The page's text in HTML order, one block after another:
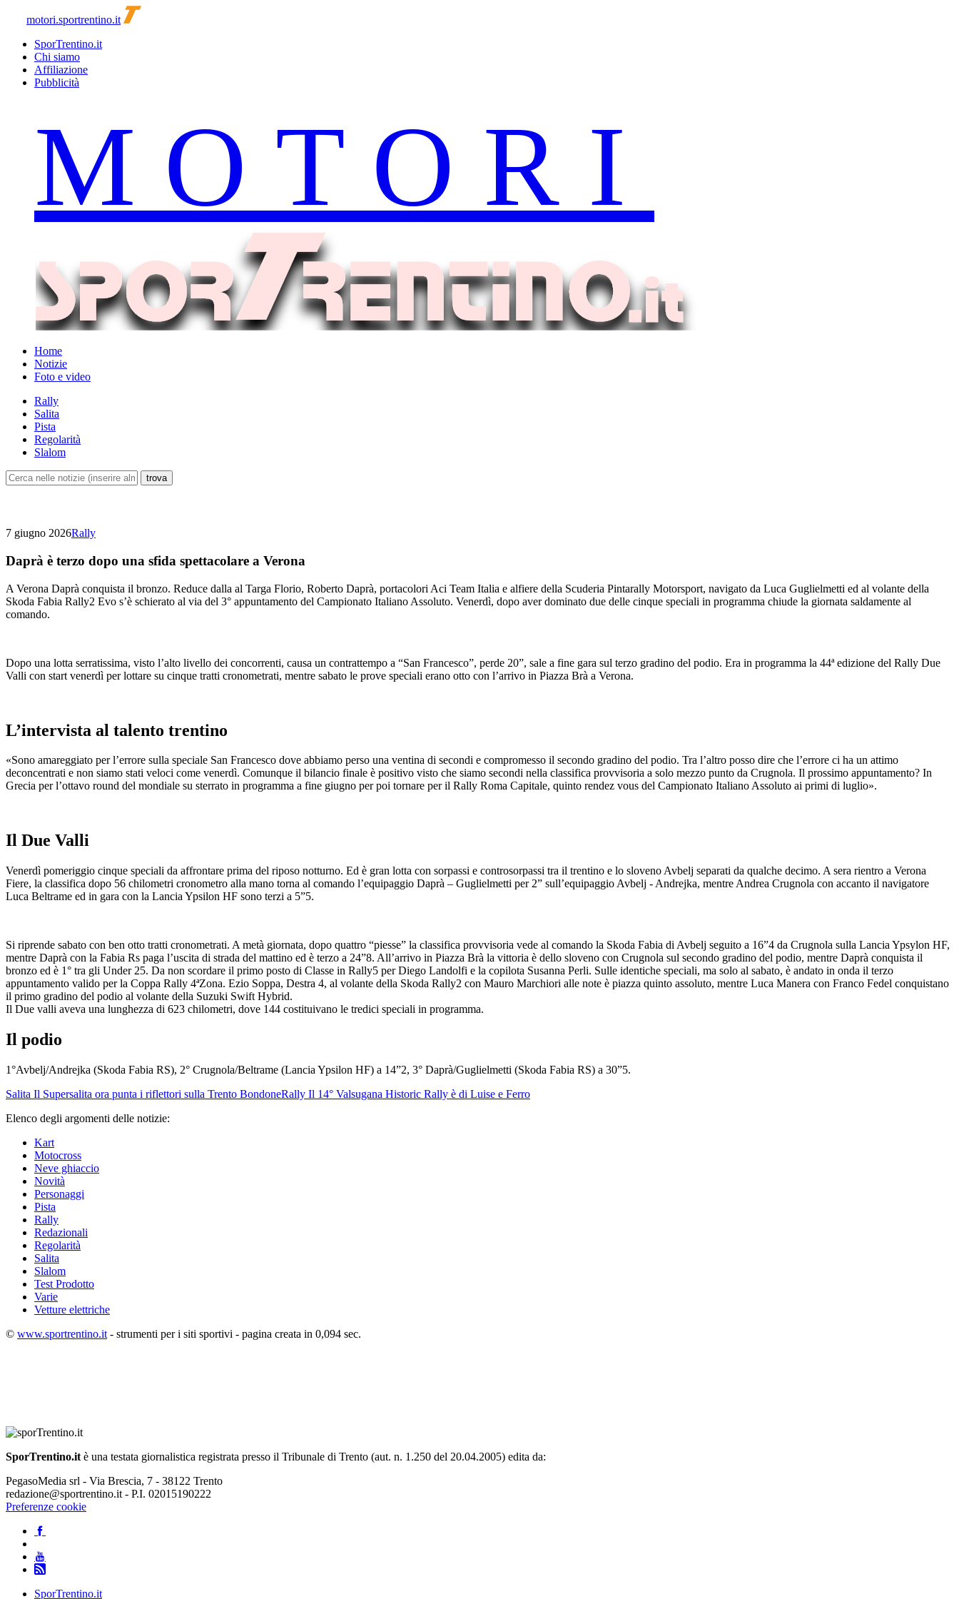
motori.sportrentino.it
SporTrentino.it
Chi siamo
Affiliazione
Pubblicità
Home
Notizie
Foto e video
Rally
Salita
Pista
Regolarità
Slalom
7 giugno 2026Rally
Daprà è terzo dopo una sfida spettacolare a Verona
A Verona Daprà conquista il bronzo. Reduce dalla al Targa Florio, Roberto Daprà, portacolori Aci Team Italia e alfiere della Scuderia Pintarally Motorsport, navigato da Luca Guglielmetti ed al volante della
Skoda Fabia Rally2 Evo s’è schierato al via del 3° appuntamento del Campionato Italiano Assoluto. Venerdì, dopo aver dominato due delle cinque speciali in programma chiude la giornata saldamente al
comando.
Dopo una lotta serratissima, visto l’alto livello dei concorrenti, causa un contrattempo a “San Francesco”, perde 20”, sale a fine gara sul terzo gradino del podio. Era in programma la 44ª edizione del Rally Due
Valli con start venerdì per lottare su cinque tratti cronometrati, mentre sabato le prove speciali erano otto con l’arrivo in Piazza Brà a Verona.
L’intervista al talento trentino
«Sono amareggiato per l’errore sulla speciale San Francesco dove abbiamo perso una ventina di secondi e compromesso il secondo gradino del podio. Tra l’altro posso dire che l’errore ci ha un attimo
deconcentrati e non siamo stati veloci come venerdì. Comunque il bilancio finale è positivo visto che siamo secondi nella classifica provvisoria a solo mezzo punto da Crugnola. Il prossimo appuntamento? In
Grecia per l’ottavo round del mondiale su sterrato in programma a fine giugno per poi tornare per il Rally Roma Capitale, quinto rendez vous del Campionato Italiano Assoluto ai primi di luglio».
Il Due Valli
Venerdì pomeriggio cinque speciali da affrontare prima del riposo notturno. Ed è gran lotta con sorpassi e controsorpassi tra il trentino e lo sloveno Avbelj separati da qualche decimo. A sera rientro a Verona
Fiere, la classifica dopo 56 chilometri cronometro alla mano torna al comando l’equipaggio Daprà – Guglielmetti per 2” sull’equipaggio Avbelj - Andrejka, mentre Andrea Crugnola con accanto il navigatore
Luca Beltrame ed in gara con la Lancia Ypsilon HF sono terzi a 5”5.
Si riprende sabato con ben otto tratti cronometrati. A metà giornata, dopo quattro “piesse” la classifica provvisoria vede al comando la Skoda Fabia di Avbelj seguito a 16”4 da Crugnola sulla Lancia Ypsylon HF,
mentre Daprà con la Fabia Rs paga l’uscita di strada del mattino ed è terzo a 24”8. All’arrivo in Piazza Brà la vittoria è dello sloveno con Crugnola sul secondo gradino del podio, mentre Daprà conquista il
bronzo ed è 1° tra gli Under 25. Da non scordare il primo posto di Classe in Rally5 per Diego Landolfi e la copilota Susanna Perli. Sulle identiche speciali, ma solo al sabato, è andato in onda il terzo
appuntamento valido per la Coppa Rally 4ªZona. Ezio Soppa, Destra 4, al volante della Skoda Rally2 con Mauro Marchiori alle note è piazza quinto assoluto, mentre Luca Manera con Franco Fedel conquistano
il primo gradino del podio al volante della Suzuki Swift Hybrid.
Il Due valli aveva una lunghezza di 623 chilometri, dove 144 costituivano le tredici speciali in programma.
Il podio
1°Avbelj/Andrejka (Skoda Fabia RS), 2° Crugnola/Beltrame (Lancia Ypsilon HF) a 14”2, 3° Daprà/Guglielmetti (Skoda Fabia RS) a 30”5.
Salita Il Supersalita ora punta i riflettori sulla Trento BondoneRally Il 14° Valsugana Historic Rally è di Luise e Ferro
Elenco degli argomenti delle notizie:
Kart
Motocross
Neve ghiaccio
Novità
Personaggi
Pista
Rally
Redazionali
Regolarità
Salita
Slalom
Test Prodotto
Varie
Vetture elettriche
© www.sportrentino.it - strumenti per i siti sportivi - pagina creata in 0,094 sec.
SporTrentino.it è una testata giornalistica registrata presso il Tribunale di Trento (aut. n. 1.250 del 20.04.2005) edita da:
PegasoMedia srl - Via Brescia, 7 - 38122 Trento
redazione@sportrentino.it - P.I. 02015190222
Preferenze cookie
SporTrentino.it